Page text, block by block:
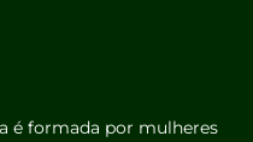
é formada por mulheres